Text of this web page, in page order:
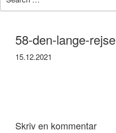
for:
58-den-lange-rejse
15.12.2021
Skriv en kommentar